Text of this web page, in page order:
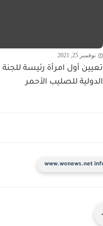
نوفمبر 25, 2021
تعيين أول امرأة رئيسة للجنة
الدولية للصليب الأحمر